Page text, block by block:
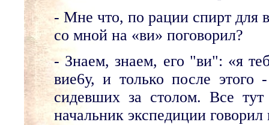
- Мне что, по рации спирт для
со мной на «ви» поговорил?
- Знаем, знаем, его "ви": «я
вие6у, и только после
сидевших за столом. Все
начальник экспедиции